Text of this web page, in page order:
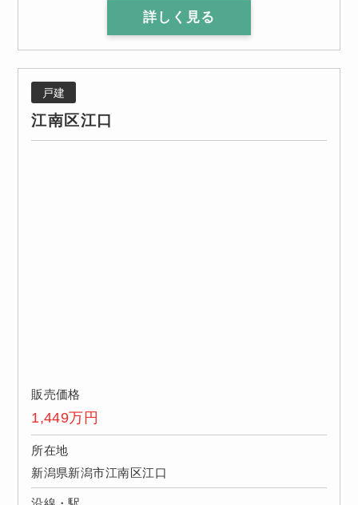
詳しく見る
戸建
江南区江口
販売価格
1,449万円
所在地
新潟県新潟市江南区江口